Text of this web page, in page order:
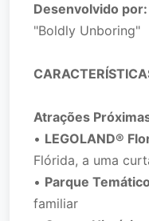
Desenvolvido por:
"Boldly Unboring"
Atrações
• LEGOLAND®
Flórida, a uma
• Parque
familiar